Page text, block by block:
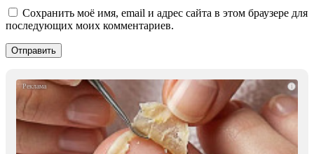
Сохранить моё имя, email и адрес сайта в этом браузере для
последующих моих комментариев.
i